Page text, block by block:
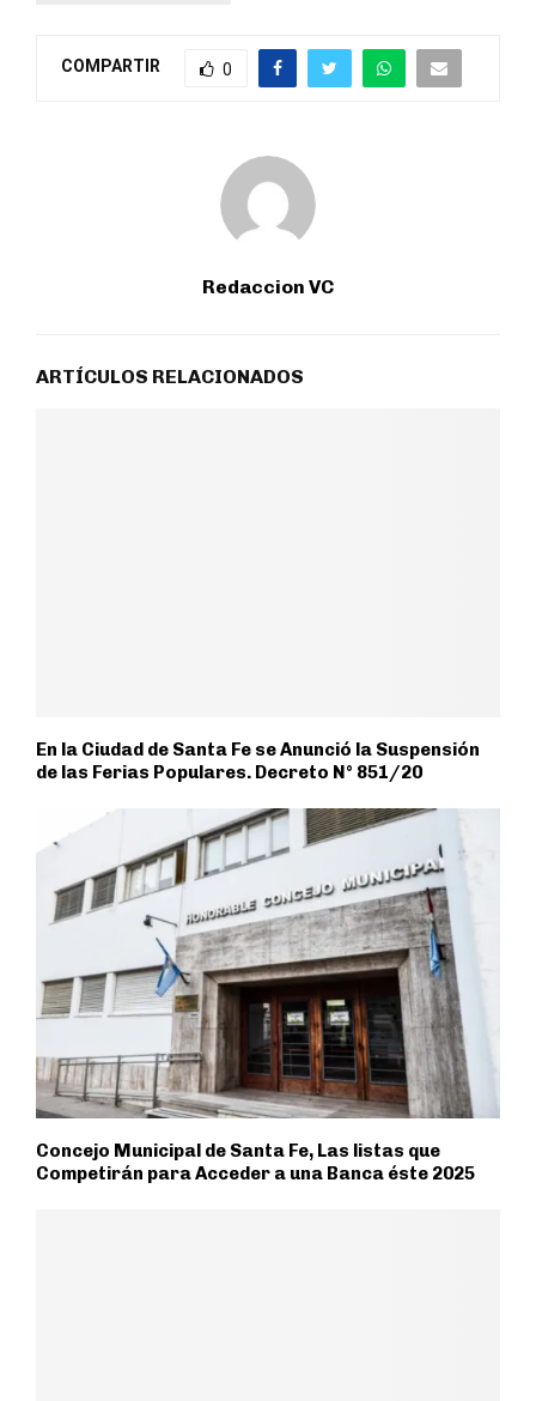
COMPARTIR 0
Redaccion VC
ARTÍCULOS RELACIONADOS
En la Ciudad de Santa Fe se Anunció la Suspensión
de las Ferias Populares. Decreto N° 851/20
Concejo Municipal de Santa Fe, Las listas que
Competirán para Acceder a una Banca éste 2025